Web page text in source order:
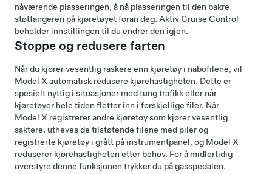
nåværende plasseringen, å nå plasseringen til den bakre
støtfangeren på kjøretøyet foran deg. Aktiv Cruise Control
beholder innstillingen til du endrer den igjen.
Stoppe og redusere farten
Når du kjører vesentlig raskere enn kjøretøy i nabofilene, vil
Model X automatisk redusere kjørehastigheten. Dette er
spesielt nyttig i situasjoner med tung trafikk eller når
kjøretøyer hele tiden fletter inn i forskjellige filer. Når
Model X registrerer andre kjøretøy som kjører vesentlig
saktere, utheves de tilstøtende filene med piler og
registrerte kjøretøy i grått på instrumentpanel, og Model X
reduserer kjørehastigheten etter behov. For å midlertidig
overstyre denne funksjonen trykker du på gasspedalen.